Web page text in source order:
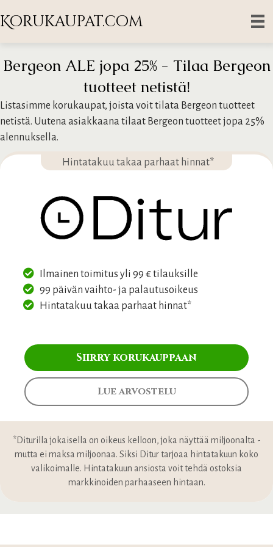
Korukaupat.com
Bergeon ALE jopa 25% - Tilaa Bergeon
tuotteet netistä!
Listasimme korukaupat, joista voit tilata Bergeon tuotteet
netistä. Uutena asiakkaana tilaat Bergeon tuotteet jopa 25%
alennuksella.
Hintatakuu takaa parhaat hinnat*
Ilmainen toimitus yli 99 € tilauksille
99 päivän vaihto- ja palautusoikeus
Hintatakuu takaa parhaat hinnat*
Siirry korukauppaan
Lue arvostelu
*Diturilla jokaisella on oikeus kelloon, joka näyttää miljoonalta -
mutta ei maksa miljoonaa. Siksi Ditur tarjoaa hintatakuun koko
valikoimalle. Hintatakuun ansiosta voit tehdä ostoksia
markkinoiden parhaaseen hintaan.